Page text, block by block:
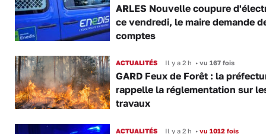
ARLES Nouvelle coupure
ce vendredi, le maire demande
comptes
ACTUALITÉS Il y a 2 h •vu 167 fois
GARD Feux de Forêt : la
rappelle la réglementation sur
travaux
ACTUALITÉS Il y a 2 h •vu 1012 fois